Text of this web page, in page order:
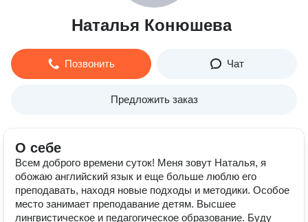
Наталья Конюшева
Позвонить Чат
Предложить заказ
О себе
Всем доброго времени суток! Меня зовут Наталья, я
обожаю английский язык и еще больше люблю его
преподавать, находя новые подходы и методики. Особое
место занимает преподавание детям. Высшее
лингвистическое и педагогическое образование. Буду